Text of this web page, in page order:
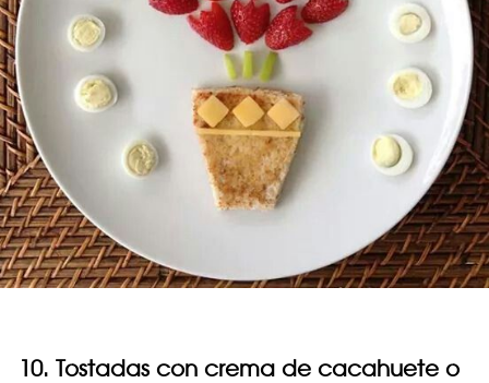
10. Tostadas con crema de cacahuete o